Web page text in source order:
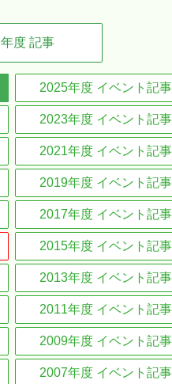
年度 記事
2025年度 イベント記事
2023年度 イベント記事
2021年度 イベント記事
2019年度 イベント記事
2017年度 イベント記事
2015年度 イベント記事
2013年度 イベント記事
2011年度 イベント記事
2009年度 イベント記事
2007年度 イベント記事